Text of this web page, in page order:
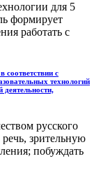
для 5
формирует
работать с
соответствии с
технологий
деятельности,
русского
зрительную
побуждать